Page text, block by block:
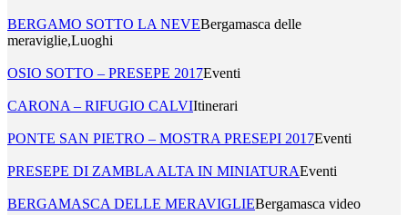
BERGAMO SOTTO LA NEVEBergamasca delle
meraviglie,Luoghi
OSIO SOTTO – PRESEPE 2017Eventi
CARONA – RIFUGIO CALVIItinerari
PONTE SAN PIETRO – MOSTRA PRESEPI 2017Eventi
PRESEPE DI ZAMBLA ALTA IN MINIATURAEventi
BERGAMASCA DELLE MERAVIGLIEBergamasca video